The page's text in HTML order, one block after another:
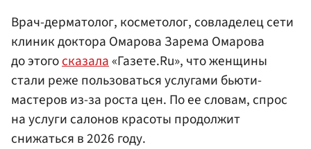
Врач-дерматолог, косметолог, совладелец сети
клиник доктора Омарова Зарема Омарова
до этогосказала«Газете.Ru», что женщины
стали реже пользоваться услугами бьюти-
мастеров из-за роста цен. По ее словам, спрос
на услуги салонов красоты продолжит
снижаться в 2026 году.